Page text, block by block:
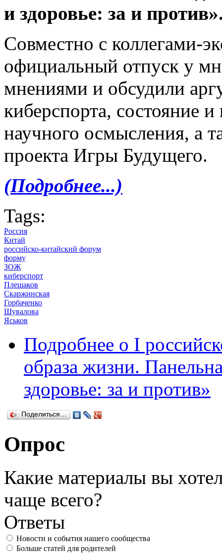
и здоровье: за и
Совместно с коллегами-
официальный отпуск у
мнениями и обсудили
киберспорта, состояние
научного осмысления, а
проекта Игры Будущего.
(Подробнее...)
Tags:
Россия
Китай
российско-китайский форум
форму
ЗОЖ
киберспорт
Плешаков
Скаржинская
Горбаченко
Шувалова
Яськов
Подробнее о I
образа жизни.
здоровье: за и против»
Поделиться…
Опрос
Какие материалы вы
чаще всего?
Ответы
Новости и события нашего сообщества
Больше статей для родителей